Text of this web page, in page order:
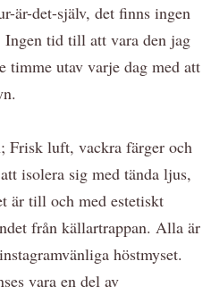
är-det-själv, det finns ingen
Ingen tid till att vara den jag
timme utav varje dag med att
Frisk luft, vackra färger och
isolera sig med tända ljus,
är till och med estetiskt
från källartrappan. Alla är
höstmyset.
vara en del av